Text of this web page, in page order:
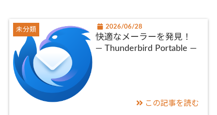
未分類 2026/06/28
快適なメーラーを発見！
― Thunderbird Portable ―
この記事を読む